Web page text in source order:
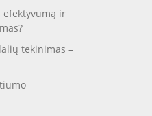
efektyvumą ir
tekinimas –